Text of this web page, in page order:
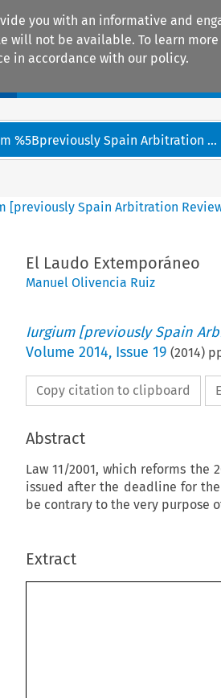
you with an informative and
will not be available. To learn
in accordance with our policy.
%5Bpreviously Spain Arbitration ...
[previously Spain Arbitration
El Laudo Extemporáneo
Manuel Olivencia Ruiz
Iurgium [previously Spain
Volume 2014, Issue 19 (2014)
Copy citation to clipboard
Abstract
Law 11/2001, which reforms
issued after the deadline for
be contrary to the very purpose
Extract